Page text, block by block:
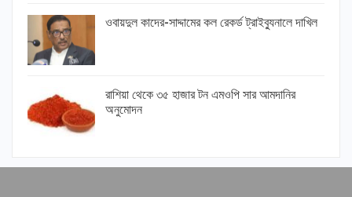
ওবায়দুল কাদের-সাদ্দামের কল রেকর্ড ট্রাইব্যুনালে দাখিল
রাশিয়া থেকে ৩৫ হাজার টন এমওপি সার আমদানির
অনুমোদন